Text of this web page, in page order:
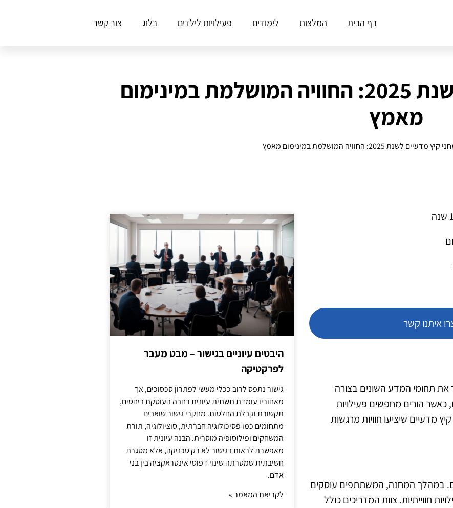
דף הבית המלצות לימודים פעילויות לילדים בלוג צור קשר
עשרה מחני קיץ מדעיים לשנת 2025: החוויה המושלמת במינימום
מאמץ
לשנת 2025: החוויה המושלמת במינימום מאמץ
איתנו קשר
את תחומי המדע השונים בצורה
כאשר הורים מחפשים פעילויות
2025, יש מספר מחנות קיץ מדעיים שיציעו חוויות מרגשות
במהלך המחנה, המשתתפים עוסקים
חווייתיות. צוות המדריכים כולל
היבטים עיוניים בגישור – מבט מעבר
לפרקטיקה
גישור נתפס לרוב ככלי מעשי לפתרון סכסוכים, אך
מאחוריו עומדת תשתית עיונית רחבה העוסקת ביחסים,
תקשורת וקבלת החלטות. מחקרי גישור שואבים
מתחומים כמו פסיכולוגיה חברתית, סוציולוגיה, תורת
המשחקים ופילוסופיה מוסרית. הבנה עיונית זו
מאפשרת לראות בגישור לא רק טכניקה, אלא מסגרת
חשיבתית שמטרתה שינוי דפוסי אינטראקציה בין בני
אדם.
לקריאת המאמר »